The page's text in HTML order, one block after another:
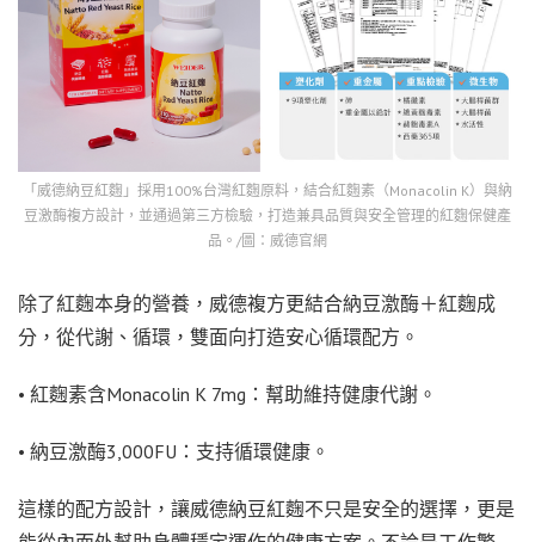
「威德納豆紅麴」採用100%台灣紅麴原料，結合紅麴素（Monacolin K）與納
豆激酶複方設計，並通過第三方檢驗，打造兼具品質與安全管理的紅麴保健產
品。/圖：威德官網
除了紅麴本身的營養，威德複方更結合納豆激酶＋紅麴成
分，從代謝、循環，雙面向打造安心循環配方。
• 紅麴素含Monacolin K 7mg：幫助維持健康代謝。
• 納豆激酶3,000FU：支持循環健康。
這樣的配方設計，讓威德納豆紅麴不只是安全的選擇，更是